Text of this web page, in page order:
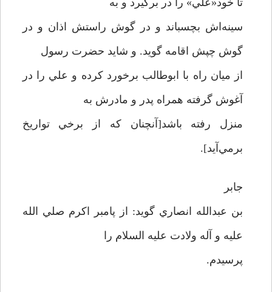
تا خود«علي» را در برگيرد و به
سينه‌اش بچسباند و در گوش راستش اذان و در
گوش چپش اقامه گويد. و شايد حضرت رسول
از ميان راه با ابوطالب برخورد کرده و علي را در
آغوش گرفته همراه پدر و مادرش به
منزل رفته باشد[آنچنان که از برخي تواريخ
برمي‌آيد].
جابر
بن عبدالله انصاري گويد: از پامبر اکرم صلي الله
عليه و آله ولادت عليه السلام را
پرسيدم.